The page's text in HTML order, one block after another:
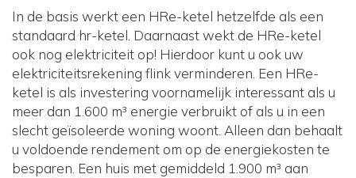
In de basis werkt een HRe-ketel hetzelfde als een
standaard hr-ketel. Daarnaast wekt de HRe-ketel
ook nog elektriciteit op! Hierdoor kunt u ook uw
elektriciteitsrekening flink verminderen. Een HRe-
ketel is als investering voornamelijk interessant als u
meer dan 1.600 m³ energie verbruikt of als u in een
slecht geïsoleerde woning woont. Alleen dan behaalt
u voldoende rendement om op de energiekosten te
besparen. Een huis met gemiddeld 1.900 m³ aan